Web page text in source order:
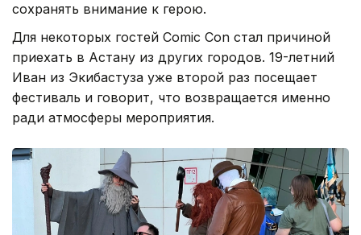
сохранять внимание к герою.
Для некоторых гостей Comic Con стал причиной
приехать в Астану из других городов. 19-летний
Иван из Экибастуза уже второй раз посещает
фестиваль и говорит, что возвращается именно
ради атмосферы мероприятия.